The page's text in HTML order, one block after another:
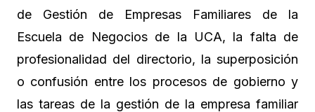
de Gestión de Empresas Familiares de la
Escuela de Negocios de la UCA, la falta de
profesionalidad del directorio, la superposición
o confusión entre los procesos de gobierno y
las tareas de la gestión de la empresa familiar